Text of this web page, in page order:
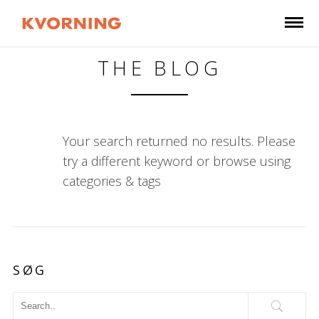
THE BLOG
Your search returned no results. Please
try a different keyword or browse using
categories & tags
SØG